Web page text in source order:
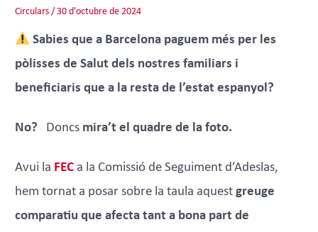
Circulars /30 d'octubre de 2024
Sabies que a Barcelona paguem més per les
pòlisses de Salut dels nostres familiars i
beneficiaris que a la resta de l’estat espanyol?
No? Doncs mira’t el quadre de la foto.
Avui la FEC a la Comissió de Seguiment d’Adeslas,
hem tornat a posar sobre la taula aquestgreuge
comparatiu que afecta tant a bona part de